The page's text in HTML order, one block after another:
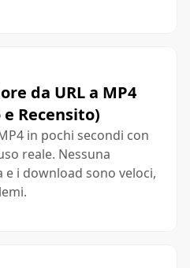
da URL a MP4
Recensito)
in pochi secondi con
reale. Nessuna
i download sono veloci,